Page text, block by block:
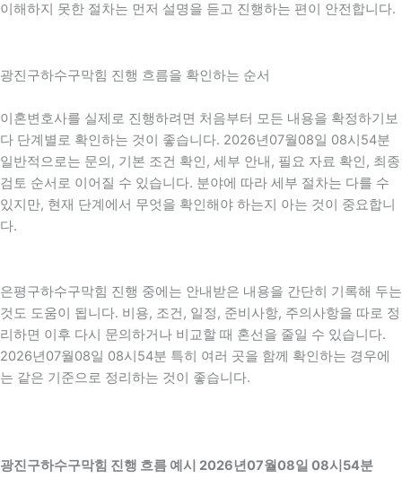
이해하지 못한 절차는 먼저 설명을 듣고 진행하는 편이 안전합니다.
광진구하수구막힘 진행 흐름을 확인하는 순서
이혼변호사를 실제로 진행하려면 처음부터 모든 내용을 확정하기보
다 단계별로 확인하는 것이 좋습니다. 2026년07월08일 08시54분
일반적으로는 문의, 기본 조건 확인, 세부 안내, 필요 자료 확인, 최종
검토 순서로 이어질 수 있습니다. 분야에 따라 세부 절차는 다를 수
있지만, 현재 단계에서 무엇을 확인해야 하는지 아는 것이 중요합니
다.
은평구하수구막힘 진행 중에는 안내받은 내용을 간단히 기록해 두는
것도 도움이 됩니다. 비용, 조건, 일정, 준비사항, 주의사항을 따로 정
리하면 이후 다시 문의하거나 비교할 때 혼선을 줄일 수 있습니다.
2026년07월08일 08시54분 특히 여러 곳을 함께 확인하는 경우에
는 같은 기준으로 정리하는 것이 좋습니다.
광진구하수구막힘 진행 흐름 예시 2026년07월08일 08시54분